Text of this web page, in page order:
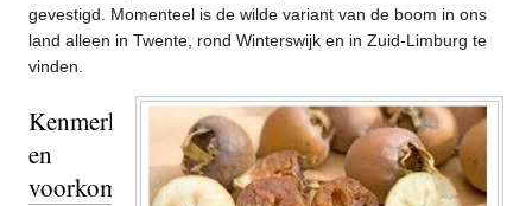
gevestigd. Momenteel is de wilde variant van de boom in ons
land alleen in Twente, rond Winterswijk en in Zuid-Limburg te
vinden.
Kenmerken
en
voorkomen